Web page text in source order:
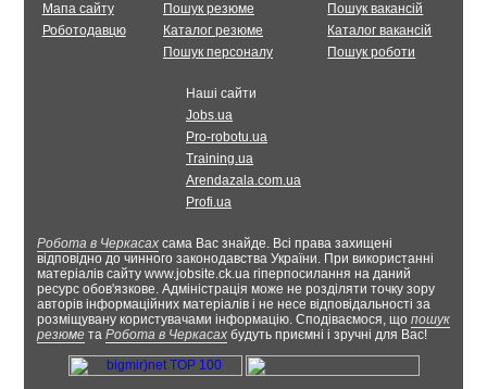
Мапа сайту
Роботодавцю
Пошук резюме
Каталог резюме
Пошук персоналу
Пошук вакансій
Каталог вакансій
Пошук роботи
Наші сайти
Jobs.ua
Pro-robotu.ua
Training.ua
Arendazala.com.ua
Profi.ua
Робота в Черкасах сама Вас знайде. Всі права захищені
відповідно до чинного законодавства України. При використанні
матеріалів сайту www.jobsite.ck.ua гіперпосилання на даний
ресурс обов'язкове. Адміністрація може не розділяти точку зору
авторів інформаційних матеріалів і не несе відповідальності за
розміщувану користувачами інформацію. Сподіваємося, що пошук
резюме та Робота в Черкасах будуть приємні і зручні для Вас!